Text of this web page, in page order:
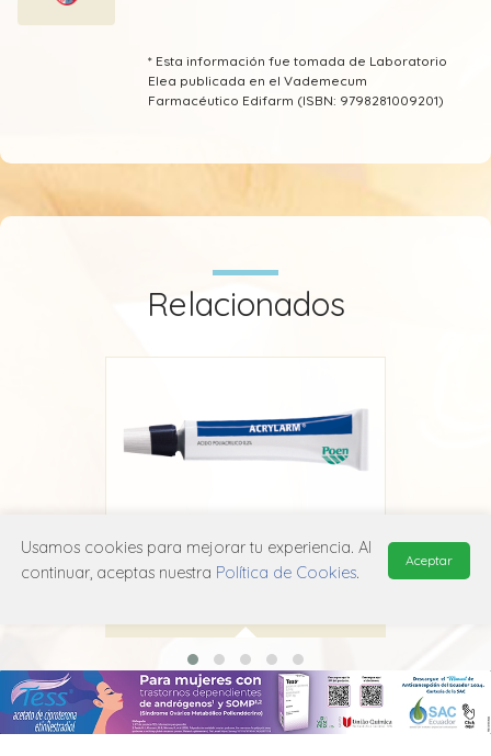
* Esta información fue tomada de Laboratorio
Elea publicada en el Vademecum
Farmacéutico Edifarm (ISBN: 9798281009201)
Relacionados
Acrylarm Gel
Usamos cookies para mejorar tu experiencia. Al
continuar, aceptas nuestra Política de Cookies.
Aceptar